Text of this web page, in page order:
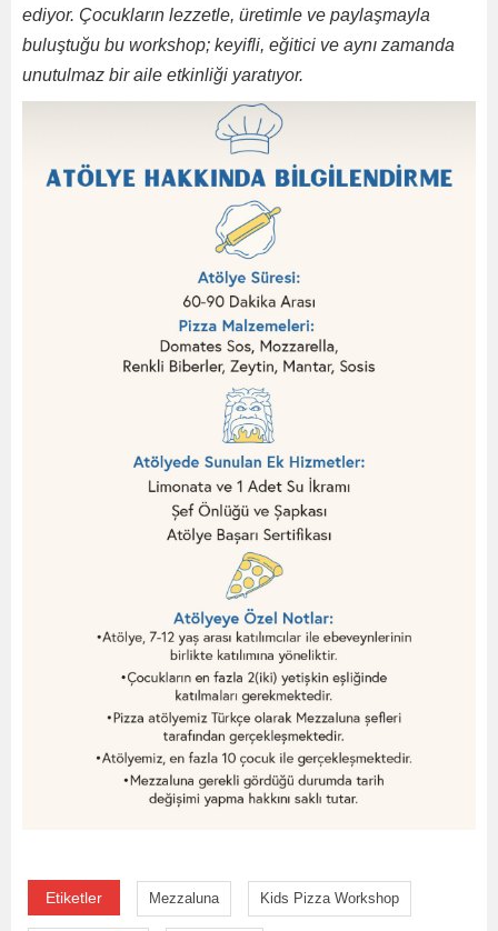
ediyor. Çocukların lezzetle, üretimle ve paylaşmayla
buluştuğu bu workshop; keyifli, eğitici ve aynı zamanda
unutulmaz bir aile etkinliği yaratıyor.
Etiketler Mezzaluna Kids Pizza Workshop